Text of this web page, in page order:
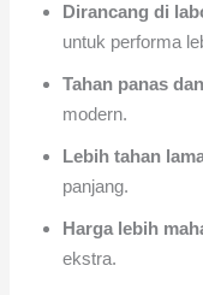
Dirancang di
untuk performa
Tahan panas
modern.
Lebih tahan
panjang.
Harga lebih
ekstra.